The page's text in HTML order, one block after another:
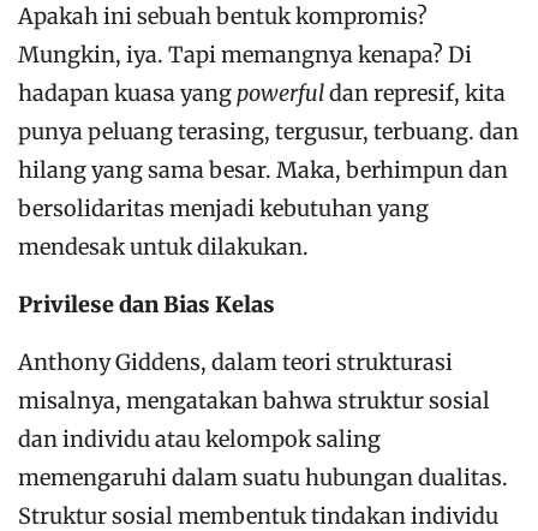
Apakah ini sebuah bentuk kompromis?
Mungkin, iya. Tapi memangnya kenapa? Di
hadapan kuasa yang powerfuldan represif, kita
punya peluang terasing, tergusur, terbuang. dan
hilang yang sama besar. Maka, berhimpun dan
bersolidaritas menjadi kebutuhan yang
mendesak untuk dilakukan.
Privilese dan Bias Kelas
Anthony Giddens, dalam teori strukturasi
misalnya, mengatakan bahwa struktur sosial
dan individu atau kelompok saling
memengaruhi dalam suatu hubungan dualitas.
Struktur sosial membentuk tindakan individu